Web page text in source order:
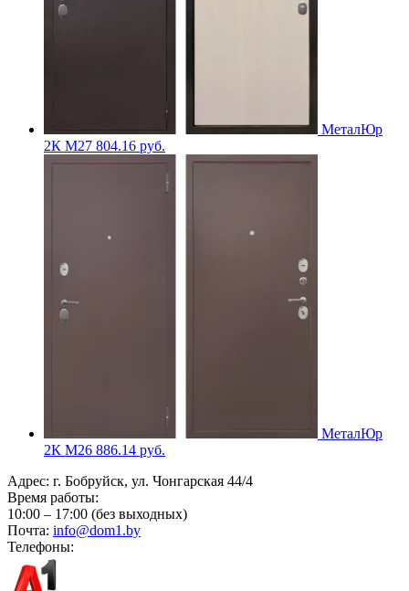
МеталЮр
2К M27 804.16 руб.
МеталЮр
2К M26 886.14 руб.
Адрес: г. Бобруйск, ул. Чонгарская 44/4
Время работы:
10:00 – 17:00 (без выходных)
Почта: info@dom1.by
Телефоны: